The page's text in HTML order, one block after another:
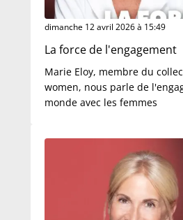
dimanche 12 avril 2026 à 15:49
La force de l'engagement
Marie Eloy, membre du
women, nous parle de
monde avec les femmes